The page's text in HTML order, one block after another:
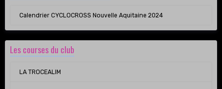
Calendrier CYCLOCROSS Nouvelle Aquitaine 2024
Les courses du club
LA TROCEALIM